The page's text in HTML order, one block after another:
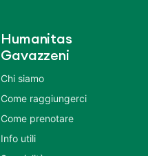
Humanitas
Gavazzeni
Chi siamo
Come raggiungerci
Come prenotare
Info utili